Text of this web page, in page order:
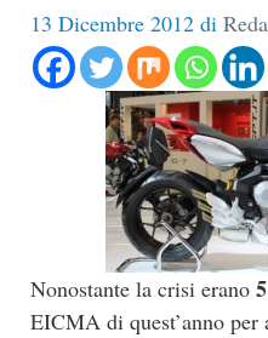
13 Dicembre 2012 di
Nonostante la crisi erano
EICMA di quest’anno